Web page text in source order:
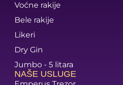
Voćne rakije
Bele rakije
Likeri
Dry Gin
Jumbo - 5 litara
NAŠE USLUGE